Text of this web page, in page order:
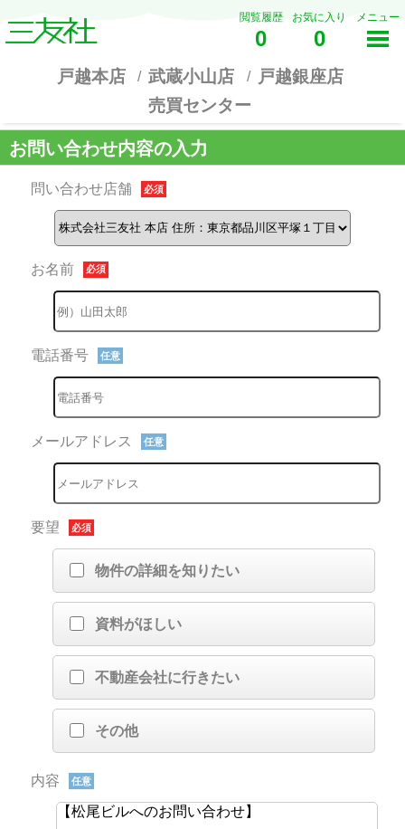
閲覧履歴
0
お気に入り
0
メニュー
戸越本店 武蔵小山店
戸越銀座店
売買センター
お問い合わせ内容の入力
問い合わせ店舗 必須
お名前 必須
電話番号 任意
メールアドレス 任意
要望 必須
物件の詳細を知りたい
資料がほしい
不動産会社に行きたい
その他
内容 任意